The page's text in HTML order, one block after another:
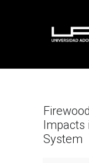
Impacts
System